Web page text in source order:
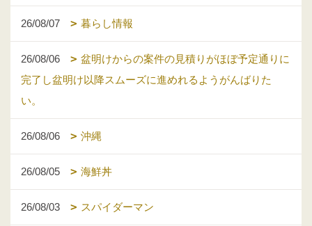
26/08/07 暮らし情報
26/08/06
盆明けからの案件の見積りがほぼ予定通りに
完了し盆明け以降スムーズに進めれるようがんばりた
い。
26/08/06 沖縄
26/08/05 海鮮丼
26/08/03 スパイダーマン